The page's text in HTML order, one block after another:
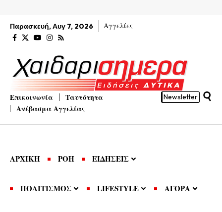
Παρασκευή, Αυγ 7, 2026 Αγγελίες
Επικοινωνία
Ταυτότητα
Ανέβασμα Αγγελίας
Newsletter
ΑΡΧΙΚΗ ΡΟΗ ΕΙΔΗΣΕΙΣ
ΠΟΛΙΤΙΣΜΟΣ LIFESTYLE ΑΓΟΡΑ